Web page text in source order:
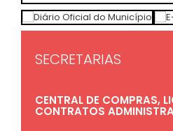
SECRETARIAS
CENTRAL DE COMPRAS,
CONTRATOS